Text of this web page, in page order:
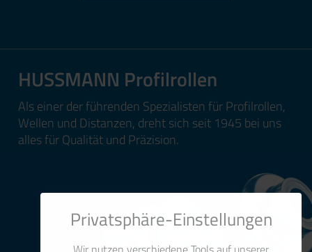
HUSSMANN Profilrollen
Als einer der führenden Spezialisten für Profilrollen,
Wellen und Distanzen, dreht sich seit 1945 bei uns
alles für Qualität und Präzision.
Privatsphäre-Einstellungen